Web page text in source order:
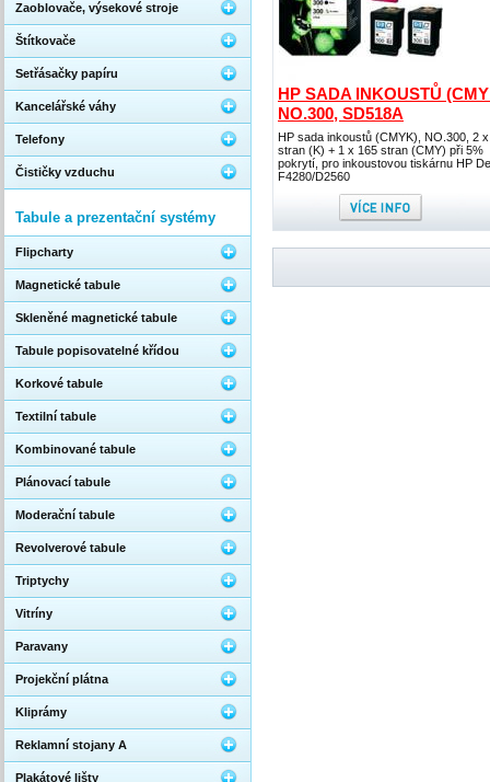
HP SADA INKOUSTŮ
NO.300, SD518A
HP sada inkoustů (CMYK), NO.300, 2
stran (K) + 1 x 165 stran (CMY) při 5%
pokrytí, pro inkoustovou tiskárnu HP
F4280/D2560
Zaoblovače, výsekové stroje
Štítkovače
Setřásačky papíru
Kancelářské váhy
Telefony
Čističky vzduchu
Tabule a prezentační systémy
Flipcharty
Magnetické tabule
Skleněné magnetické tabule
Tabule popisovatelné křídou
Korkové tabule
Textilní tabule
Kombinované tabule
Plánovací tabule
Moderační tabule
Revolverové tabule
Triptychy
Vitríny
Paravany
Projekční plátna
Kliprámy
Reklamní stojany A
Plakátové lišty